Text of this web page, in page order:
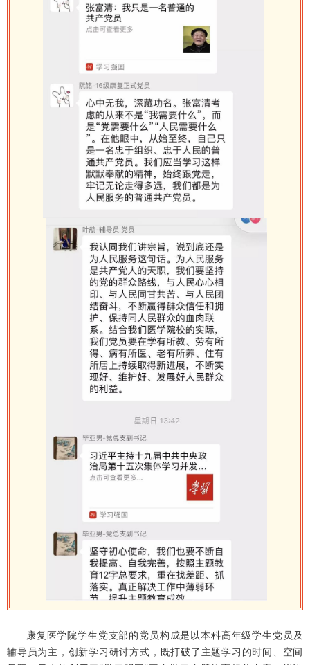
康复医学院学生党支部的党员构成是以本科高年级学生党员及
辅导员为主，创新学习研讨方式，既打破了主题学习的时间、空间